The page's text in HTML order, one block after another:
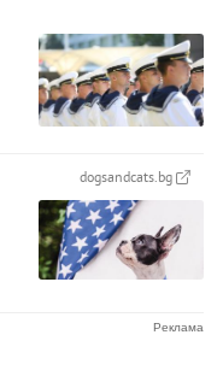
dogsandcats.bg